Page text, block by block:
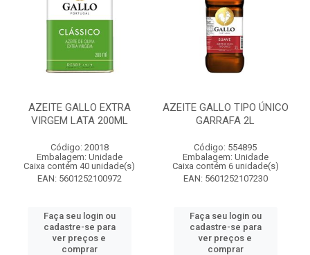
AZEITE GALLO EXTRA
VIRGEM LATA 200ML
Código: 20018
Embalagem: Unidade
Caixa contém 40 unidade(s)
EAN: 5601252100972
Faça seu login ou
cadastre-se para
ver preços e
comprar
AZEITE GALLO TIPO ÚNICO
GARRAFA 2L
Código: 554895
Embalagem: Unidade
Caixa contém 6 unidade(s)
EAN: 5601252107230
Faça seu login ou
cadastre-se para
ver preços e
comprar